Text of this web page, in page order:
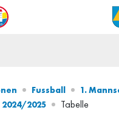
Fussball
1.
2024/2025 Tabelle